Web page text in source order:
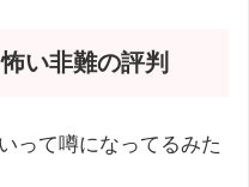
い非難の評判
って噂になってるみた